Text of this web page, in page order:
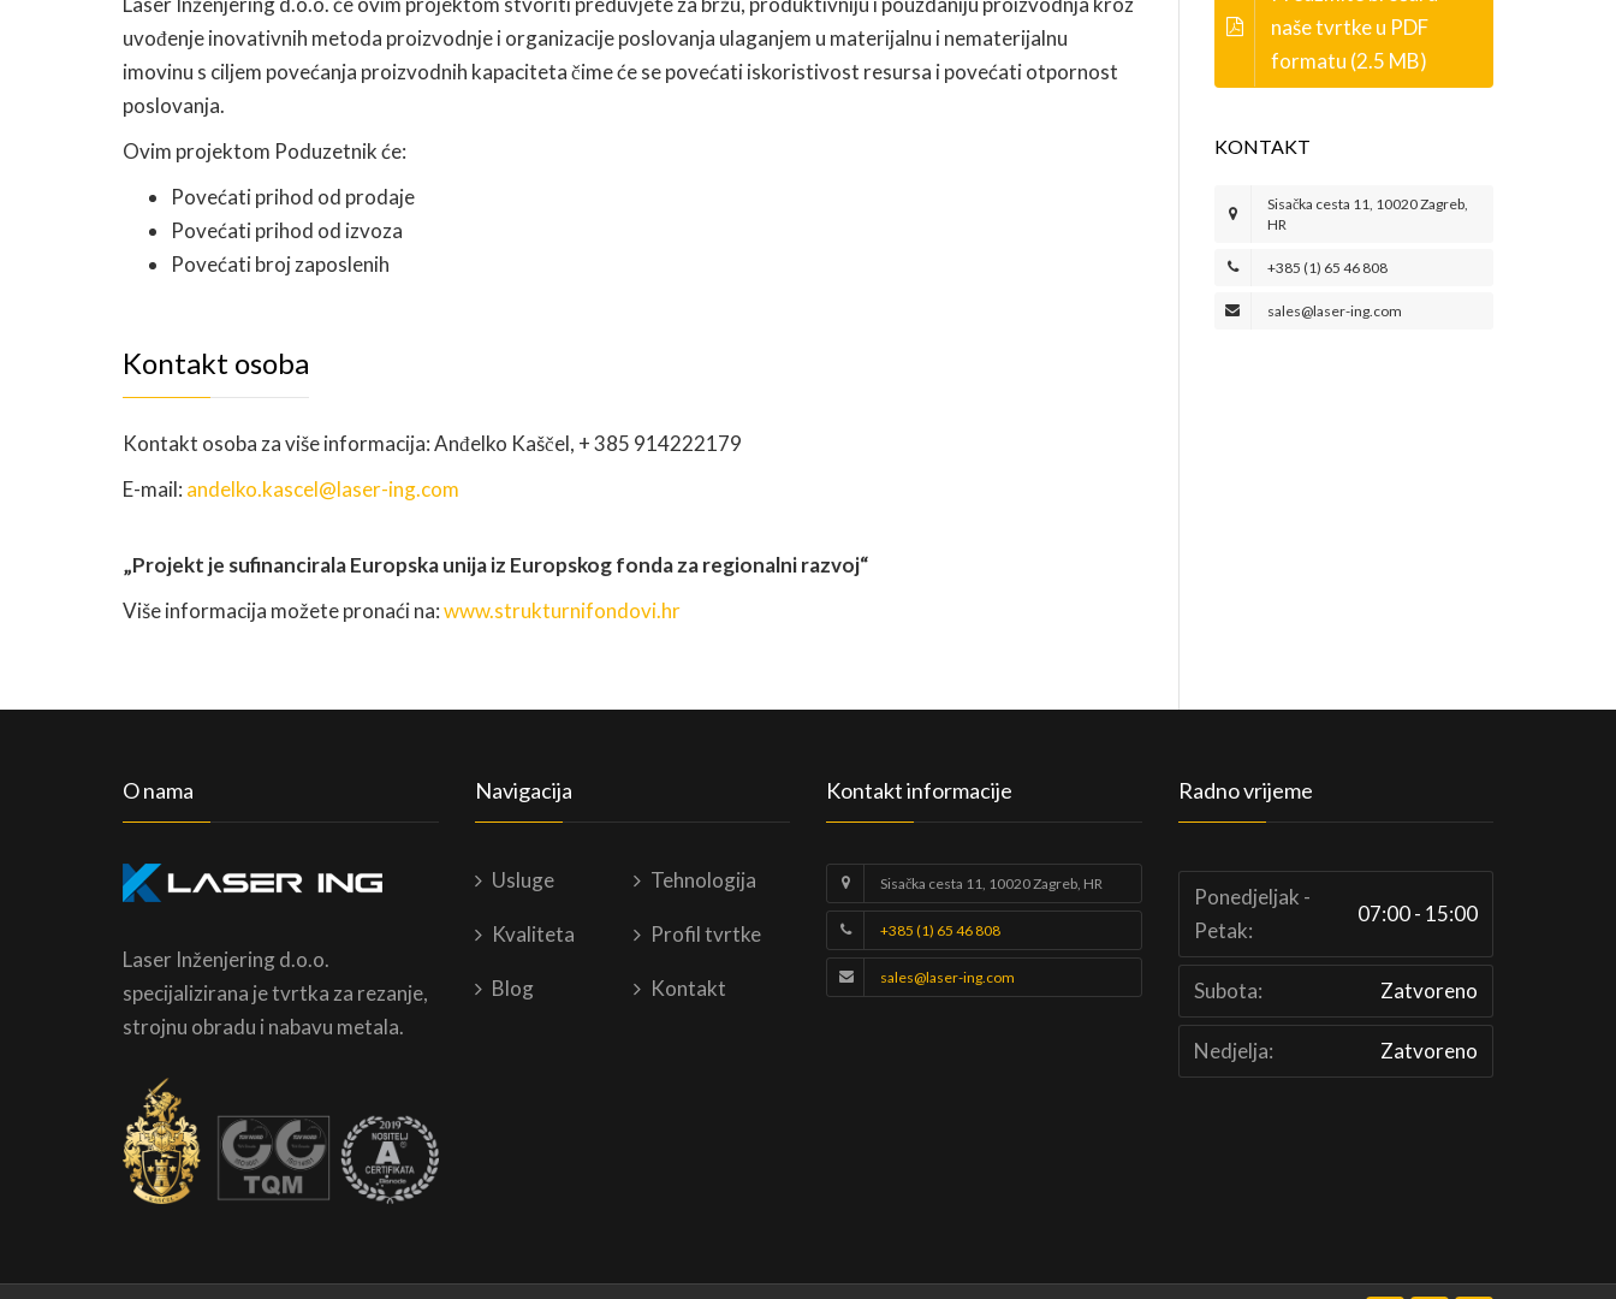
uvođenje inovativnih metoda proizvodnje i organizacije poslovanja ulaganjem u materijalnu i nematerijalnu
imovinu s ciljem povećanja proizvodnih kapaciteta čime će se povećati iskoristivost resursa i povećati otpornost
poslovanja.
Ovim projektom Poduzetnik će:
Povećati prihod od prodaje
Povećati prihod od izvoza
Povećati broj zaposlenih
Kontakt osoba
Kontakt osoba za više informacija: Anđelko Kaščel, + 385 914222179
E-mail: andelko.kascel@laser-ing.com
„Projekt je sufinancirala Europska unija iz Europskog fonda za regionalni razvoj“
Više informacija možete pronaći na:www.strukturnifondovi.hr
naše tvrtke u PDF
formatu (2.5 MB)
KONTAKT
Sisačka cesta 11, 10020 Zagreb,
HR
+385 (1) 65 46 808
sales@laser-ing.com
O nama
Laser Inženjering d.o.o.
specijalizirana je tvrtka za rezanje,
strojnu obradu i nabavu metala.
Navigacija
Usluge Tehnologija
Kvaliteta Profil tvrtke
Blog Kontakt
Kontakt informacije
Sisačka cesta 11, 10020 Zagreb, HR
+385 (1) 65 46 808
sales@laser-ing.com
Radno vrijeme
Ponedjeljak -
Petak:
07:00 - 15:00
Subota: Zatvoreno
Nedjelja: Zatvoreno